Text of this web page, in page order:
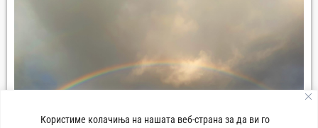
Користиме колачиња на нашата веб-страна за да ви го